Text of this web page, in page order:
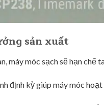
sản xuất
máy móc sạch sẽ hạn chế
định kỳ giúp máy móc